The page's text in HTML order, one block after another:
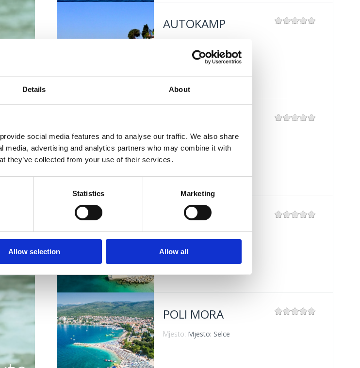
Details About
social media features and to analyse our traffic. We also share
media, advertising and analytics partners who may combine it with
they’ve collected from your use of their services.
Statistics Marketing
Allow selection Allow all
AUTOKAMP
KUPALIŠTE
CRIKVENICA
GRABROVA
POLI MORA
Mjesto: Mjesto: Selce